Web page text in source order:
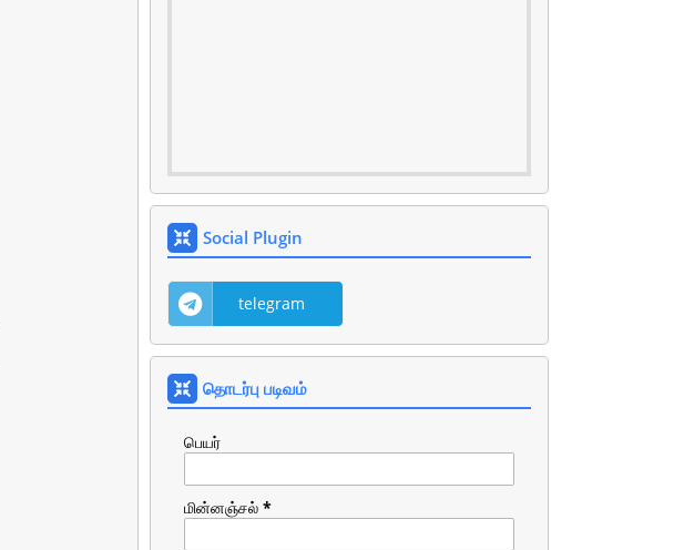
Social Plugin
telegram
தொடர்பு படிவம்
பெயர்
மின்னஞ்சல் *